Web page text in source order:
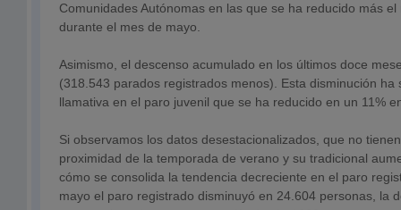
Comunidades Autónomas en las que se ha reducido más
durante el mes de mayo.
Asimismo, el descenso acumulado en los últimos doce
(318.543 parados registrados menos). Esta disminución ha
llamativa en el paro juvenil que se ha reducido en un 11%
Si observamos los datos desestacionalizados, que no
proximidad de la temporada de verano y su tradicional
cómo se consolida la tendencia decreciente en el paro
mayo el paro registrado disminuyó en 24.604 personas, la